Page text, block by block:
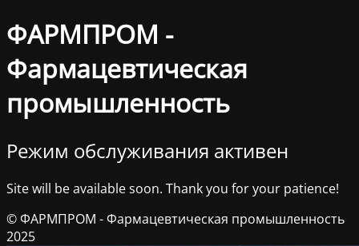
ФАРМПРОМ -
Фармацевтическая
промышленность
Режим обслуживания активен
Site will be available soon. Thank you for your patience!
© ФАРМПРОМ - Фармацевтическая промышленность
2025